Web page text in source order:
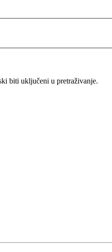
biti uključeni u pretraživanje.